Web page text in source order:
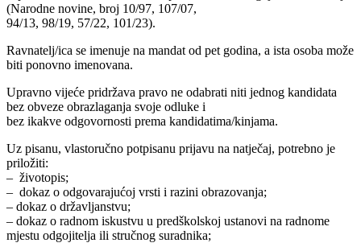
(Narodne novine, broj 10/97, 107/07,
94/13, 98/19, 57/22, 101/23).
Ravnatelj/ica se imenuje na mandat od pet godina, a ista osoba može
biti ponovno imenovana.
Upravno vijeće pridržava pravo ne odabrati niti jednog kandidata
bez obveze obrazlaganja svoje odluke i
bez ikakve odgovornosti prema kandidatima/kinjama.
Uz pisanu, vlastoručno potpisanu prijavu na natječaj, potrebno je
priložiti:
– životopis;
– dokaz o odgovarajućoj vrsti i razini obrazovanja;
– dokaz o državljanstvu;
– dokaz o radnom iskustvu u predškolskoj ustanovi na radnome
mjestu odgojitelja ili stručnog suradnika;